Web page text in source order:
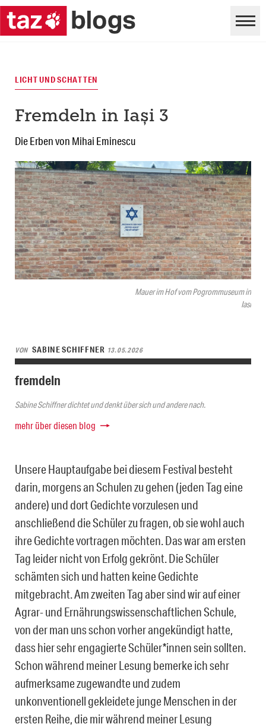
Mauer im Hof vom Pogrommuseum in
Iasi
LICHT UND SCHATTEN
Fremdeln in Iași 3
Die Erben von Mihai Eminescu
VON SABINE SCHIFFNER 13.05.2026
fremdeln
Sabine Schiffner dichtet und denkt über sich und andere nach.
mehr über diesen blog
Unsere Hauptaufgabe bei diesem Festival besteht
darin, morgens an Schulen zu gehen (jeden Tag eine
andere) und dort Gedichte vorzulesen und
anschließend die Schüler zu fragen, ob sie wohl auch
ihre Gedichte vortragen möchten. Das war am ersten
Tag leider nicht von Erfolg gekrönt. Die Schüler
schämten sich und hatten keine Gedichte
mitgebracht. Am zweiten Tag aber sind wir auf einer
Agrar- und Ernährungswissenschaftlichen Schule,
von der man uns schon vorher angekündigt hatte,
dass hier sehr engagierte Schüler*innen sein sollten.
Schon während meiner Lesung bemerke ich sehr
aufmerksame zugewandte und zudem
unkonventionell gekleidete junge Menschen in der
ersten Reihe, die mir während meiner Lesung